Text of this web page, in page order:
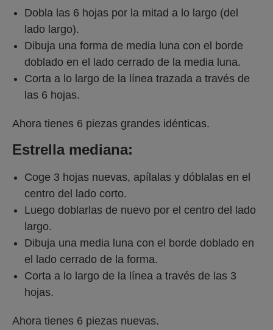
Dobla las 6 hojas por la mitad a lo largo (del
lado largo).
Dibuja una forma de media luna con el borde
doblado en el lado cerrado de la media luna.
Corta a lo largo de la línea trazada a través de
las 6 hojas.
Ahora tienes 6 piezas grandes idénticas.
Estrella mediana:
Coge 3 hojas nuevas, apílalas y dóblalas en el
centro del lado corto.
Luego doblarlas de nuevo por el centro del lado
largo.
Dibuja una media luna con el borde doblado en
el lado cerrado de la forma.
Corta a lo largo de la línea a través de las 3
hojas.
Ahora tienes 6 piezas nuevas.